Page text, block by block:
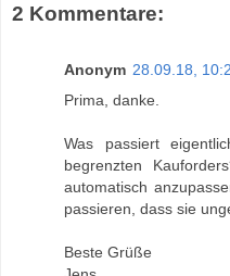
2 Kommentare:
Anonym 28.09.18,
Prima, danke.
Was passiert
begrenzten
automatisch
passieren, dass sie
Beste Grüße